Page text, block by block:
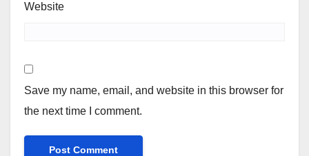
Website
Save my name, email, and website in this browser for
the next time I comment.